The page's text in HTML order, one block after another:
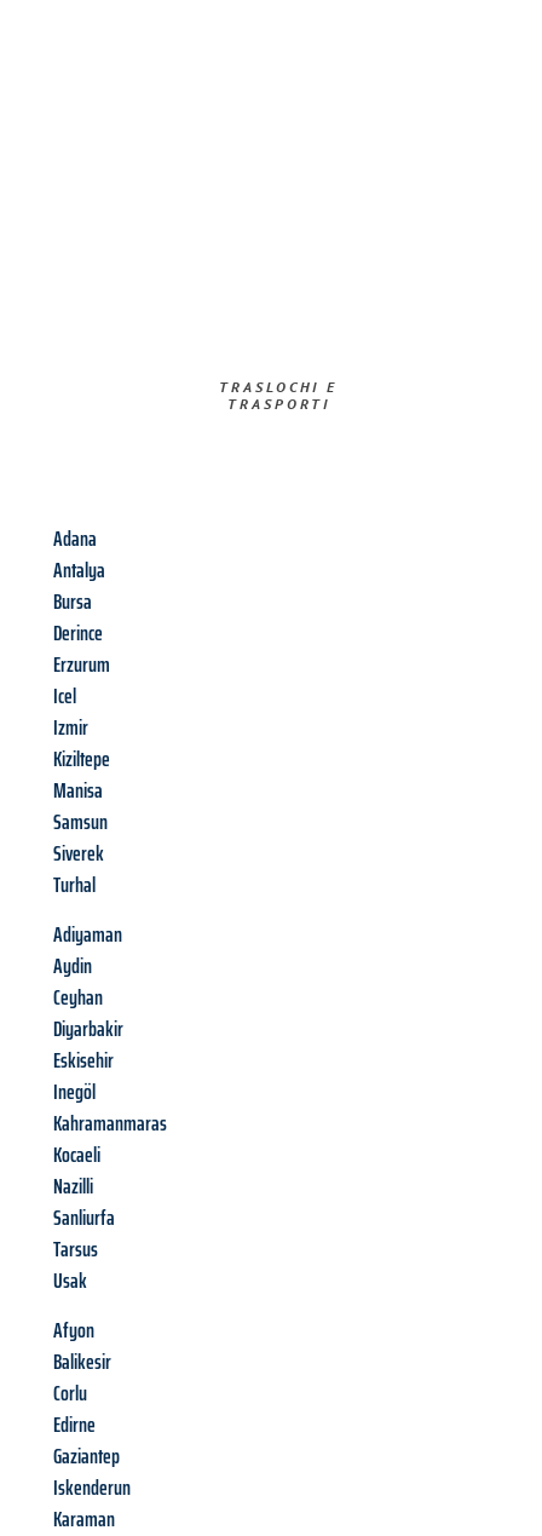
TRASLOCHI E
TRASPORTI​
Adana
Antalya
Bursa
Derince
Erzurum
Icel
Izmir
Kiziltepe
Manisa
Samsun
Siverek
Turhal
Adiyaman
Aydin
Ceyhan
Diyarbakir
Eskisehir
Inegöl
Kahramanmaras
Kocaeli
Nazilli
Sanliurfa
Tarsus
Usak
Afyon
Balikesir
Corlu
Edirne
Gaziantep
Iskenderun
Karaman